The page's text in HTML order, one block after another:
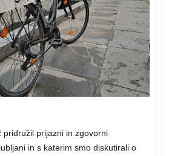
pridružil prijazni in zgovorni
in s katerim smo diskutirali o